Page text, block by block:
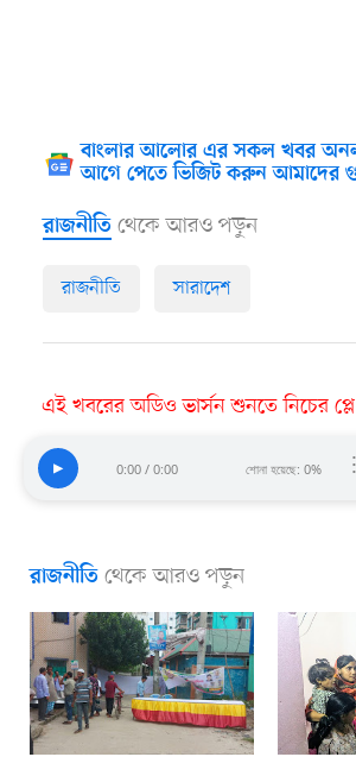
বাংলার আলোর এর সকল খবর
আগে পেতে ভিজিট করুন আমাদের
রাজনীতি থেকে আরও পড়ুন
রাজনীতি সারাদেশ
এই খবরের অডিও ভার্সন শুনতে নিচের
▶ 0:00 / 0:00 শোনা হয়েছে: 0% ⋮
রাজনীতি থেকে আরও পড়ুন